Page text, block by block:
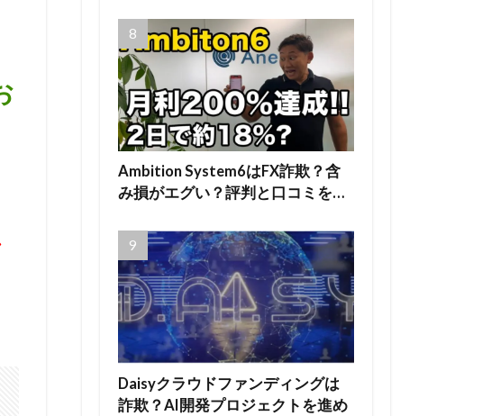
Ambition System6はFX詐欺？含
み損がエグい？評判と口コミを…
Daisyクラウドファンディングは
詐欺？AI開発プロジェクトを進め